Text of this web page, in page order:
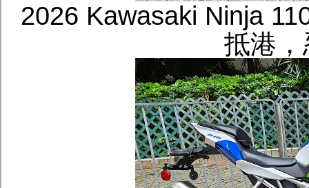
2026 Kawasaki Ninja
抵港